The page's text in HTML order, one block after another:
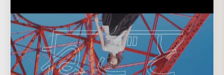
ンサーと共に表現に落とし込みました。 孤独にもがき苦しみ
ながらその想いを昇華してはまた悩み、何度も苦しみのルー
プを繰り返してその果てしなさに疲れ果てて倒れてしまう主
人公。 人には言えず1人の世界で苦しんでしまうけれども、
引いていくことで見えてくる街明かりから他のいろんな人の
存在を感じて、きっとこの街明かりの中にいる人たちもおな